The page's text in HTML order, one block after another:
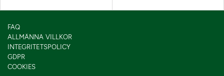
FAQ
ALLMÄNNA VILLKOR
INTEGRITETSPOLICY
GDPR
COOKIES